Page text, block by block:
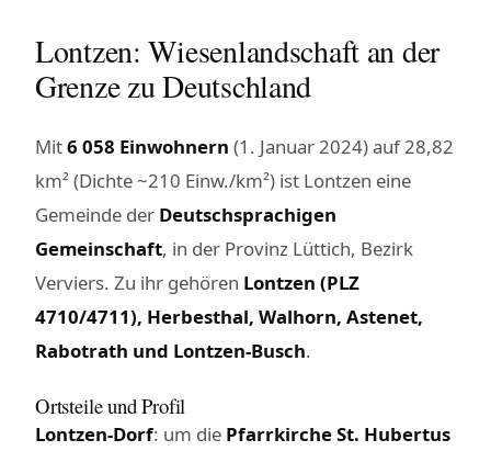
Lontzen: Wiesenlandschaft an der
Grenze zu Deutschland
Mit6 058 Einwohnern (1. Januar 2024) auf 28,82
km² (Dichte ~210 Einw./km²) ist Lontzen eine
Gemeinde der Deutschsprachigen
Gemeinschaft, in der Provinz Lüttich, Bezirk
Verviers. Zu ihr gehören Lontzen (PLZ
4710/4711), Herbesthal, Walhorn, Astenet,
Rabotrath und Lontzen-Busch.
Ortsteile und Profil
Lontzen-Dorf: um die Pfarrkirche St. Hubertus